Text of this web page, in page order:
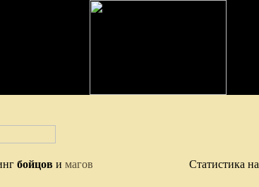
бойцов и магов Статистика на